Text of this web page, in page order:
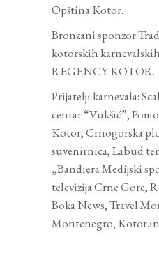
Opština Kotor.
Bronzani sponzor
kotorskih
REGENCY KOTOR.
Prijatelji karnevala:
centar “Vukšić”,
Kotor, Crnogorska
suvenirnica, Labud
„Bandiera Medijski
televizija Crne Gore,
Boka News, Travel
Montenegro,